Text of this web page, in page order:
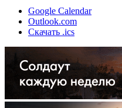
Google Calendar
Outlook.com
Скачать .ics